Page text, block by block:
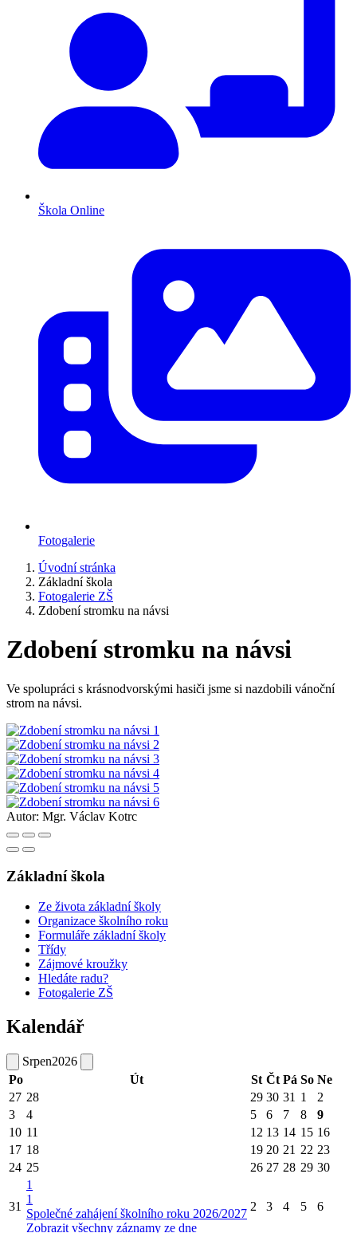
Škola Online
Fotogalerie
Úvodní stránka
Základní škola
Fotogalerie ZŠ
Zdobení stromku na návsi
Zdobení stromku na návsi
Ve spolupráci s krásnodvorskými hasiči jsme si nazdobili vánoční
strom na návsi.
Autor: Mgr. Václav Kotrc
Základní škola
Ze života základní školy
Organizace školního roku
Formuláře základní školy
Třídy
Zájmové kroužky
Hledáte radu?
Fotogalerie ZŠ
Kalendář
Srpen2026
Po
Út St Čt Pá So Ne
27 28 29 30 31 1
2
3
4 5 6 7 8
9
10 11 12 13 14 15 16
17 18 19 20 21 22 23
24 25 26 27 28 29 30
31
1
1
Společné zahájení školního roku 2026/2027
Zobrazit všechny záznamy ze dne
2 3 4 5 6